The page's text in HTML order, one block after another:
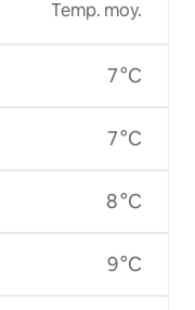
Temp. moy.
7 °C
7 °C
8 °C
9 °C